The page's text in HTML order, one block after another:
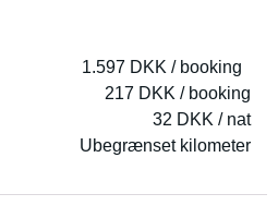
1.597 DKK / booking
217 DKK / booking
32 DKK / nat
Ubegrænset kilometer